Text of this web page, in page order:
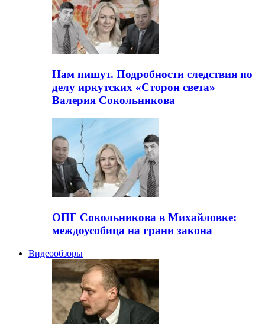
Нам пишут. Подробности следствия по
делу иркутских «Сторон света»
Валерия Сокольникова
ОПГ Сокольникова в Михайловке:
междоусобица на грани закона
Видеообзоры